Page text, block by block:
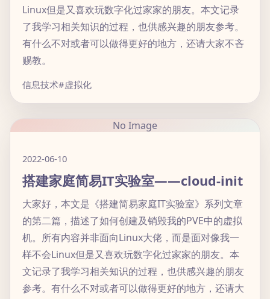
Linux但是又喜欢玩数字化过家家的朋友。本文记录
了我学习相关知识的过程，也供感兴趣的朋友参考。
有什么不对或者可以做得更好的地方，还请大家不吝
赐教。
信息技术#虚拟化
No Image
2022-06-10
搭建家庭简易IT实验室——cloud-init
大家好，本文是《搭建简易家庭IT实验室》系列文章
的第二篇，描述了如何创建及销毁我的PVE中的虚拟
机。所有内容并非面向Linux大佬，而是面对像我一
样不会Linux但是又喜欢玩数字化过家家的朋友。本
文记录了我学习相关知识的过程，也供感兴趣的朋友
参考。有什么不对或者可以做得更好的地方，还请大